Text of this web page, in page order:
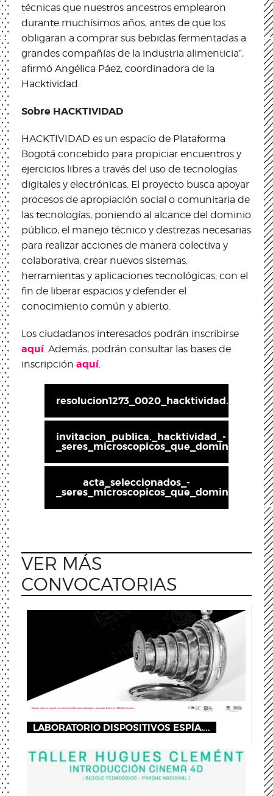
técnicas que nuestros ancestros emplearon
durante muchísimos años, antes de que los
obligaran a comprar sus bebidas fermentadas a
grandes compañías de la industria alimenticia”,
afirmó Angélica Páez, coordinadora de la
Hacktividad.
Sobre HACKTIVIDAD
HACKTIVIDAD es un espacio de Plataforma
Bogotá concebido para propiciar encuentros y
ejercicios libres a través del uso de tecnologías
digitales y electrónicas. El proyecto busca apoyar
procesos de apropiación social o comunitaria de
las tecnologías, poniendo al alcance del dominio
público, el manejo técnico y destrezas necesarias
para realizar acciones de manera colectiva y
colaborativa, crear nuevos sistemas,
herramientas y aplicaciones tecnológicas; con el
fin de liberar espacios y defender el
conocimiento común y abierto.
Los ciudadanos interesados podrán inscribirse
aquí. Además, podrán consultar las bases de
inscripción aquí.
resolucion1273_0020_hacktividad.pdf
invitacion_publica._hacktividad_-
acta_seleccionados_-
VER MÁS
CONVOCATORIAS
LABORATORIO DISPOSITIVOS ESPÍA,...